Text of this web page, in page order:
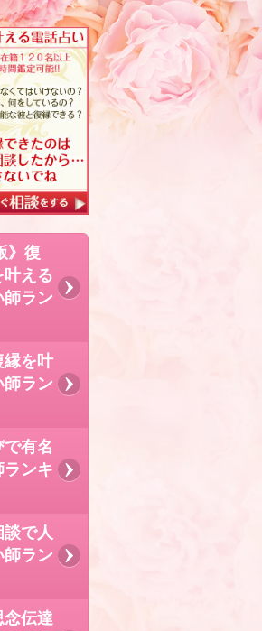
》復
える
師ラン
縁を叶
師ラン
有名
ンキ
で人
ラン
念伝達